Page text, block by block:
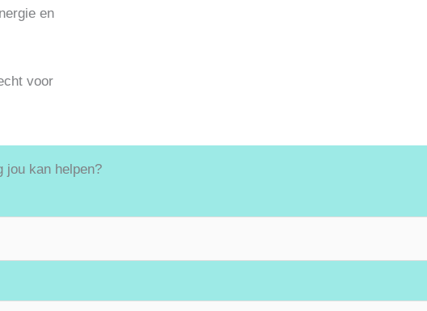
en
voor
jou kan helpen?